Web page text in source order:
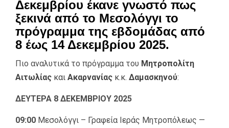
Δεκεμβρίου έκανε γνωστό πως
ξεκινά από το Μεσολόγγι το
πρόγραμμα της εβδομάδας από
8 έως 14 Δεκεμβρίου 2025.
Πιο αναλυτικά το πρόγραμμα του Μητροπολίτη
Αιτωλίας και Ακαρνανίας κ.κ. Δαμασκηνού:
ΔΕΥΤΕΡΑ 8 ΔΕΚΕΜΒΡΙΟΥ 2025
09:00 Μεσολόγγι – Γραφεία Ιεράς Μητροπόλεως —